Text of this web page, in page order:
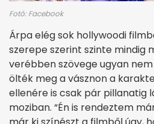
Fotó: Facebook
Árpa elég sok hollywoodi
szerepe szerint szinte mindig
verébben szövege ugyan
ölték meg a vásznon a
ellenére is csak pár pillanatig
moziban. “Én is rendeztem